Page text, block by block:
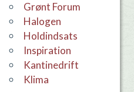
Grønt Forum
Halogen
holdindsats
Inspiration
Kantinedrift
Klima